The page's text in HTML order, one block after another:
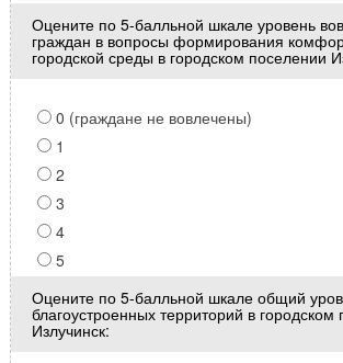
Оцените по 5-балльной шкале уровень
граждан в вопросы формирования
городской среды в городском поселении
0 (граждане не вовлечены)
1
2
3
4
5
Оцените по 5-балльной шкале общий
благоустроенных территорий в городском
Излучинск: